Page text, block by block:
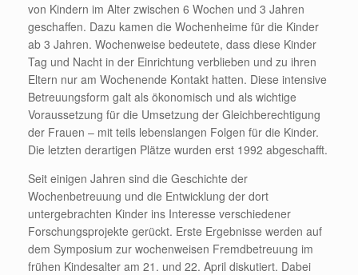
von Kindern im Alter zwischen 6 Wochen und 3 Jahren
geschaffen. Dazu kamen die Wochenheime für die Kinder
ab 3 Jahren. Wochenweise bedeutete, dass diese Kinder
Tag und Nacht in der Einrichtung verblieben und zu ihren
Eltern nur am Wochenende Kontakt hatten. Diese intensive
Betreuungsform galt als ökonomisch und als wichtige
Voraussetzung für die Umsetzung der Gleichberechtigung
der Frauen – mit teils lebenslangen Folgen für die Kinder.
Die letzten derartigen Plätze wurden erst 1992 abgeschafft.
Seit einigen Jahren sind die Geschichte der
Wochenbetreuung und die Entwicklung der dort
untergebrachten Kinder ins Interesse verschiedener
Forschungsprojekte gerückt. Erste Ergebnisse werden auf
dem Symposium zur wochenweisen Fremdbetreuung im
frühen Kindesalter am 21. und 22. April diskutiert. Dabei